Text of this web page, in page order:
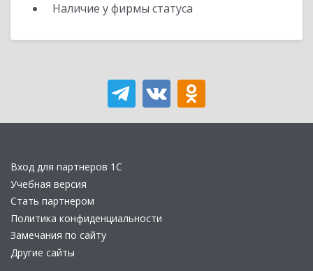
Наличие у фирмы статуса
Вход для партнеров 1С
Учебная версия
Стать партнером
Политика конфиденциальности
Замечания по сайту
Другие сайты